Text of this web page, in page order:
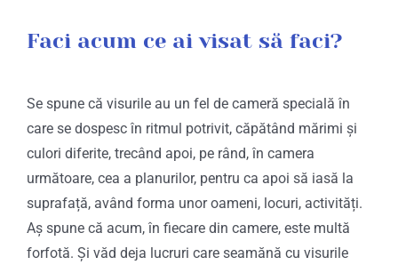
Faci acum ce ai visat să faci?
Se spune că visurile au un fel de cameră specială în
care se dospesc în ritmul potrivit, căpătând mărimi și
culori diferite, trecând apoi, pe rând, în camera
următoare, cea a planurilor, pentru ca apoi să iasă la
suprafață, având forma unor oameni, locuri, activități.
Aș spune că acum, în fiecare din camere, este multă
forfotă. Și văd deja lucruri care seamănă cu visurile